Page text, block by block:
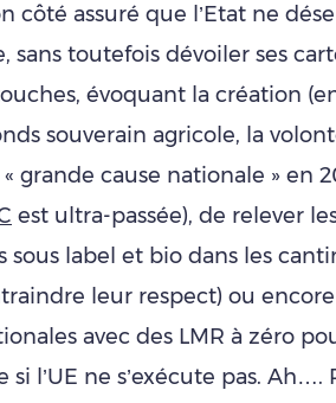
côté assuré que l’Etat ne
sans toutefois dévoiler ses
évoquant la création
souverain agricole, la
grande cause nationale » en
est ultra-passée), de relever
sous label et bio dans les
leur respect) ou encore
avec des LMR à zéro
l’UE ne s’exécute pas. Ah….